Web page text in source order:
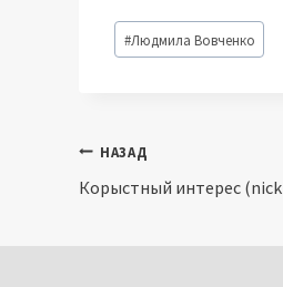
Метки
записи:
#Людмила Вовченко
Навигация
по
НАЗАД
Корыстный интерес (nick